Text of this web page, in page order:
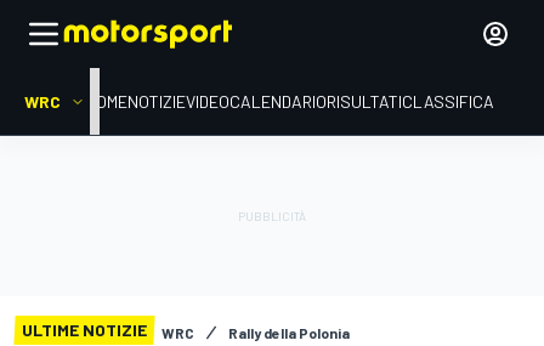
WRC HOMENOTIZIEVIDEOCALENDARIORISULTATICLASSIFICA
ULTIME NOTIZIE WRC Rally della Polonia